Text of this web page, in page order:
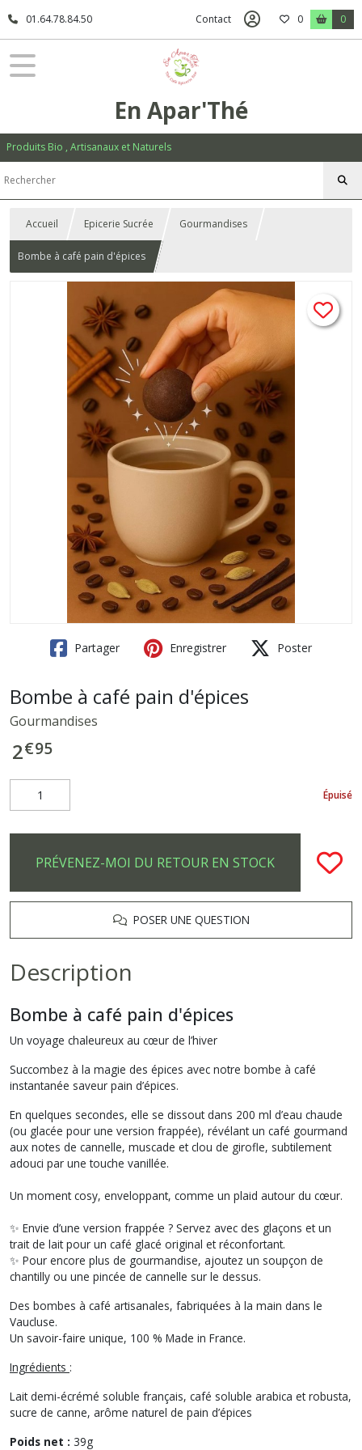
01.64.78.84.50 Contact 0 0
En Apar'Thé
Produits Bio , Artisanaux et Naturels
Accueil Epicerie Sucrée Gourmandises
Bombe à café pain d'épices
Partager Enregistrer Poster
Bombe à café pain d'épices
Gourmandises
2€95
Épuisé
PRÉVENEZ-MOI DU RETOUR EN STOCK
POSER UNE QUESTION
Description
Bombe à café pain d'épices
Un voyage chaleureux au cœur de l’hiver
Succombez à la magie des épices avec notre bombe à café
instantanée saveur pain d’épices.
En quelques secondes, elle se dissout dans 200 ml d’eau chaude
(ou glacée pour une version frappée), révélant un café gourmand
aux notes de cannelle, muscade et clou de girofle, subtilement
adouci par une touche vanillée.
Un moment cosy, enveloppant, comme un plaid autour du cœur.
✨ Envie d’une version frappée ? Servez avec des glaçons et un
trait de lait pour un café glacé original et réconfortant.
✨ Pour encore plus de gourmandise, ajoutez un soupçon de
chantilly ou une pincée de cannelle sur le dessus.
Des bombes à café artisanales, fabriquées à la main dans le
Vaucluse.
Un savoir-faire unique, 100 % Made in France.
Ingrédients :
Lait demi-écrémé soluble français, café soluble arabica et robusta,
sucre de canne, arôme naturel de pain d’épices
Poids net : 39g